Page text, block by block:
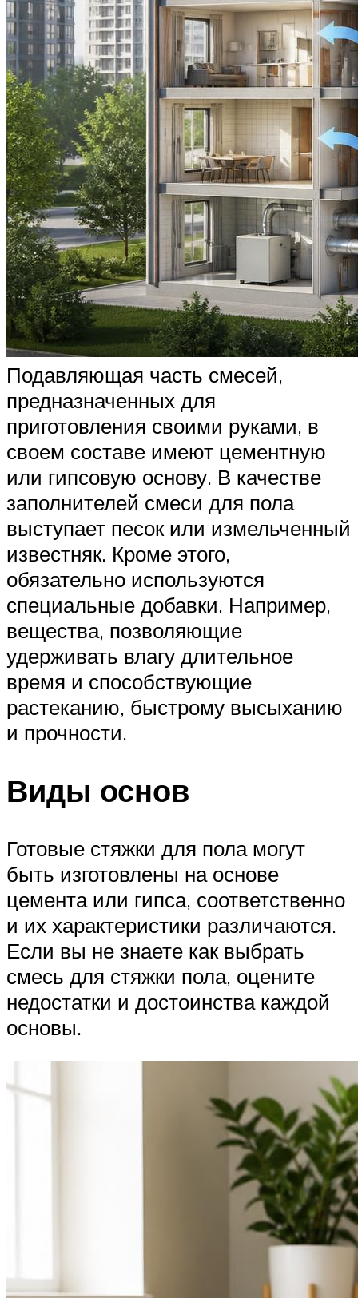
Подавляющая часть смесей,
предназначенных для
приготовления своими руками, в
своем составе имеют цементную
или гипсовую основу. В качестве
заполнителей смеси для пола
выступает песок или измельченный
известняк. Кроме этого,
обязательно используются
специальные добавки. Например,
вещества, позволяющие
удерживать влагу длительное
время и способствующие
растеканию, быстрому высыханию
и прочности.
Виды основ
Готовые стяжки для пола могут
быть изготовлены на основе
цемента или гипса, соответственно
и их характеристики различаются.
Если вы не знаете как выбрать
смесь для стяжки пола, оцените
недостатки и достоинства каждой
основы.